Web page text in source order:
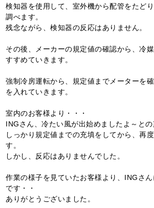
検知器を使用して、室外機から配管をたど
調べます。
残念ながら、検知器の反応はありません。
その後、メーカーの規定値の確認から、冷
すすめていきます。
強制冷房運転から、規定値までメーターを
を入れていきます。
室内のお客様より・・・
INGさん、冷たい風が出始めましたよ～との
しっかり規定値までの充填をしてから、再
す。
しかし、反応はありませんでした。
作業の様子を見ていたお客様より、INGさ
です・・
ありがとうございました。